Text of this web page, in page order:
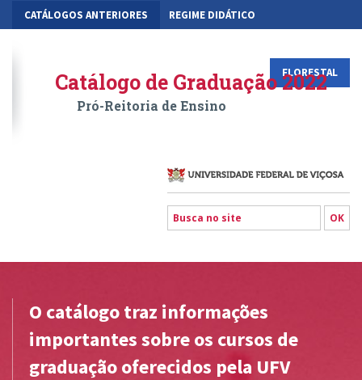
CATÁLOGOS ANTERIORES REGIME DIDÁTICO
VIÇOSA RIO PARANAÍBA FLORESTAL
Catálogo de Graduação 2022
Pró-Reitoria de Ensino
O catálogo traz informações
importantes sobre os cursos de
graduação oferecidos pela UFV